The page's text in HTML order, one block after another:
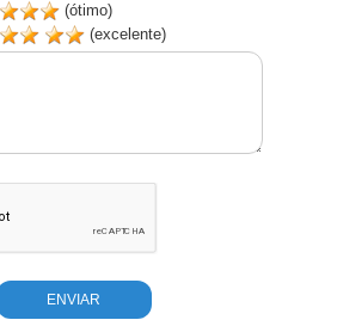
(ótimo)
(excelente)